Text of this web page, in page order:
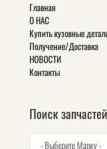
Главная
О НАС
Купить кузовные
Получение/Доставка
НОВОСТИ
Контакты
Поиск запчастей
- Выберите Марку -